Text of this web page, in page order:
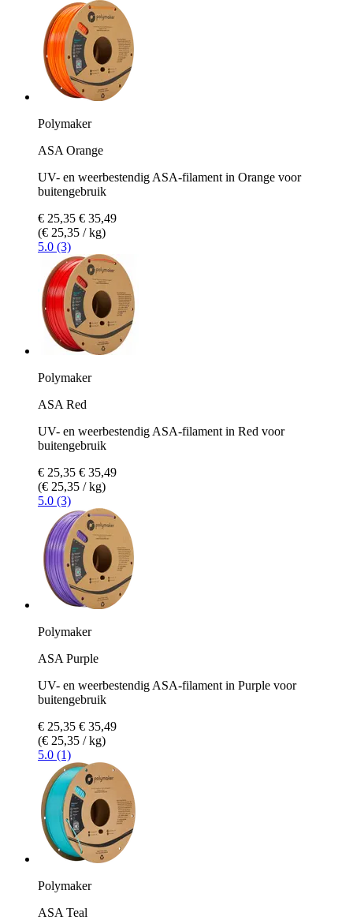
Polymaker
ASA Orange
UV- en weerbestendig ASA-filament in Orange voor
buitengebruik
€ 25,35 € 35,49
(€ 25,35 / kg)
5.0 (3)
Polymaker
ASA Red
UV- en weerbestendig ASA-filament in Red voor
buitengebruik
€ 25,35 € 35,49
(€ 25,35 / kg)
5.0 (3)
Polymaker
ASA Purple
UV- en weerbestendig ASA-filament in Purple voor
buitengebruik
€ 25,35 € 35,49
(€ 25,35 / kg)
5.0 (1)
Polymaker
ASA Teal